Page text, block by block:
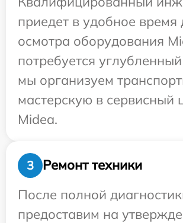
приедет в удобное время
осмотра оборудования
потребуется
мы организуем
мастерскую в сервисный
Midea.
3
Ремонт техники
После полной
предоставим на